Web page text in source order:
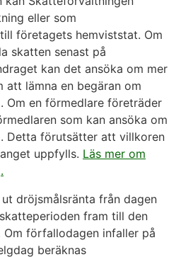
eller som
företagets hemviststat. Om
skatten senast på
kan det ansöka om mer
lämna en begäran om
Om en förmedlare företräder
som kan ansöka om
Detta förutsätter att villkoren
uppfylls. Läs mer om
dröjsmålsränta från dagen
fram till den
förfallodagen infaller på
beräknas